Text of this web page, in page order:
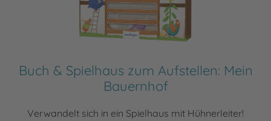
Buch & Spielhaus zum Aufstellen: Mein
Bauernhof
Verwandelt sich in ein Spielhaus mit Hühnerleiter!